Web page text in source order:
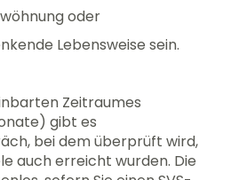
oder
Lebensweise sein.
Zeitraumes
gibt es
bei dem überprüft wird,
auch erreicht wurden. Die